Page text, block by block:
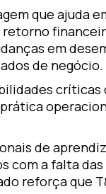
que ajuda
retorno
em
de negócio.
críticas
de
com a falta das
reforça que